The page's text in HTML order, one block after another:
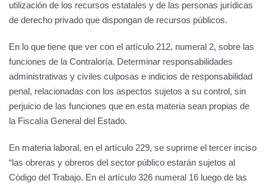
utilización de los recursos estatales y de las personas jurídicas
de derecho privado que dispongan de recursos públicos.
En lo que tiene que ver con el artículo 212, numeral 2, sobre las
funciones de la Contraloría. Determinar responsabilidades
administrativas y civiles culposas e indicios de responsabilidad
penal, relacionadas con los aspectos sujetos a su control, sin
perjuicio de las funciones que en esta materia sean propias de
la Fiscalía General del Estado.
En materia laboral, en el artículo 229, se suprime el tercer inciso
“las obreras y obreros del sector público estarán sujetos al
Código del Trabajo. En el artículo 326 numeral 16 luego de las